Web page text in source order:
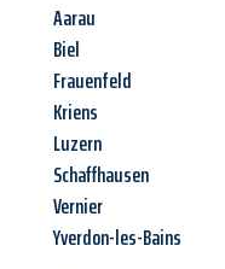
Aarau
Biel
Frauenfeld
Kriens
Luzern
Schaffhausen
Vernier
Yverdon-les-Bains